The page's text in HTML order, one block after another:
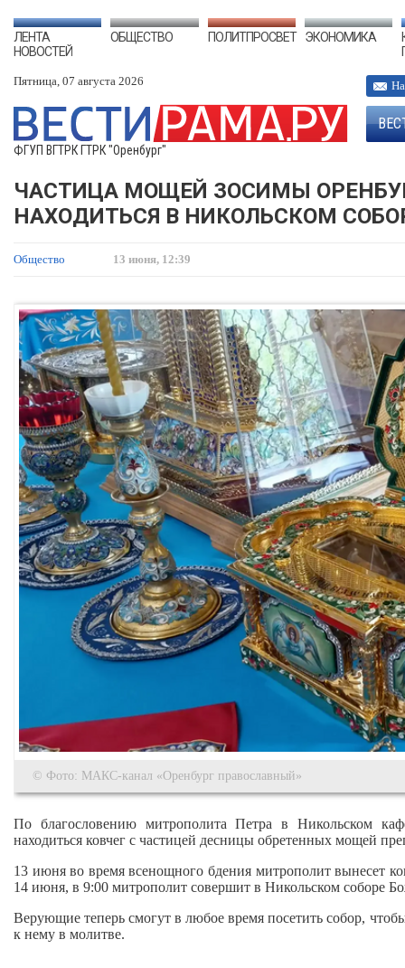
ЛЕНТА
НОВОСТЕЙ
ОБЩЕСТВО ПОЛИТПРОСВЕТ ЭКОНОМИКА
Пятница, 07 августа 2026
ФГУП ВГТРК ГТРК "Оренбург"
ЧАСТИЦА МОЩЕЙ ЗОСИМЫ
НАХОДИТЬСЯ В НИКОЛЬСКОМ
Общество 13 июня, 12:39
© Фото: МАКС-канал «Оренбург православный»
По благословению митрополита Петра в Никольском
находиться ковчег с частицей десницы обретенных мощей
13 июня во время всенощного бдения митрополит вынесет
14 июня, в 9:00 митрополит совершит в Никольском соборе
Верующие теперь смогут в любое время посетить собор,
к нему в молитве.